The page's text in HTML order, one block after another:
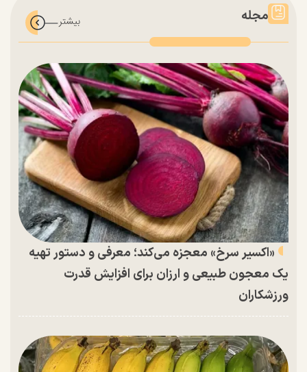
مجله
«اکسیر سرخ» معجزه می‌کند؛ معرفی و دستور تهیه
یک معجون طبیعی و ارزان برای افزایش قدرت
ورزشکاران